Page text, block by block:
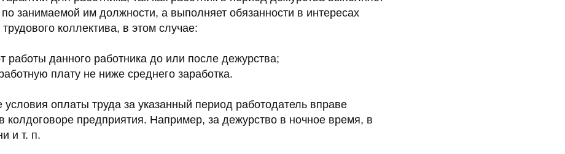
занимаемой им должности, а выполняет обязанности в интересах
коллектива, в этом случае:
работы данного работника до или после дежурства;
плату не ниже среднего заработка.
условия оплаты труда за указанный период работодатель вправе
колдоговоре предприятия. Например, за дежурство в ночное время, в
и т. п.